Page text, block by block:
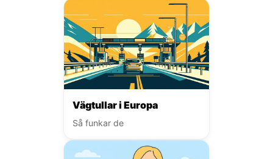
Vägtullar i Europa
Så funkar de